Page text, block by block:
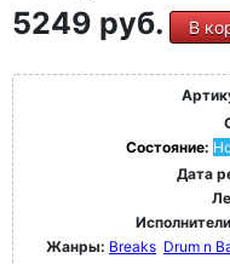
5249 руб. В
Состояние:
Дата
Жанры: Breaks Drum n